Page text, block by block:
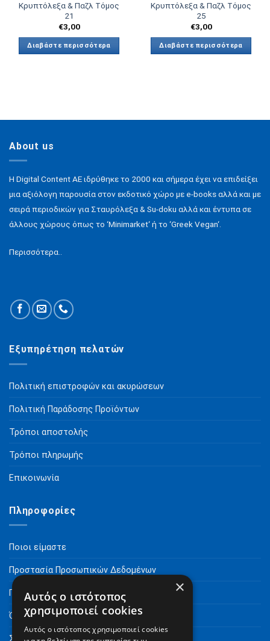
Κρυπτόλεξα & Παζλ Τόμος
21
€3,00
Διαβάστε περισσότερα
Κρυπτόλεξα & Παζλ Τόμος
25
€3,00
Διαβάστε περισσότερα
About us
H Digital Content ΑΕ ιδρύθηκε το 2000 και σήμερα έχει να επιδείξει
μια αξιόλογη παρουσία στον εκδοτικό χώρο με e-books αλλά και με
σειρά περιοδικών για Σταυρόλεξα & Su-doku αλλά και έντυπα σε
άλλους χώρους όπως το ‘Minimarket‘ ή το ‘Greek Vegan‘.
Περισσότερα..
Εξυπηρέτηση πελατών
Πολιτική επιστροφών και ακυρώσεων
Πολιτική Παράδοσης Προϊόντων
Τρόποι αποστολής
Τρόποι πληρωμής
Επικοινωνία
Πληροφορίες
Ποιοι είμαστε
Προστασία Προσωπικών Δεδομένων
Πνευματικά Δικαιώματα
Όροι Χρήσης
×
Αυτός ο ιστότοπος
χρησιμοποιεί cookies
Αυτός ο ιστότοπος χρησιμοποιεί cookies